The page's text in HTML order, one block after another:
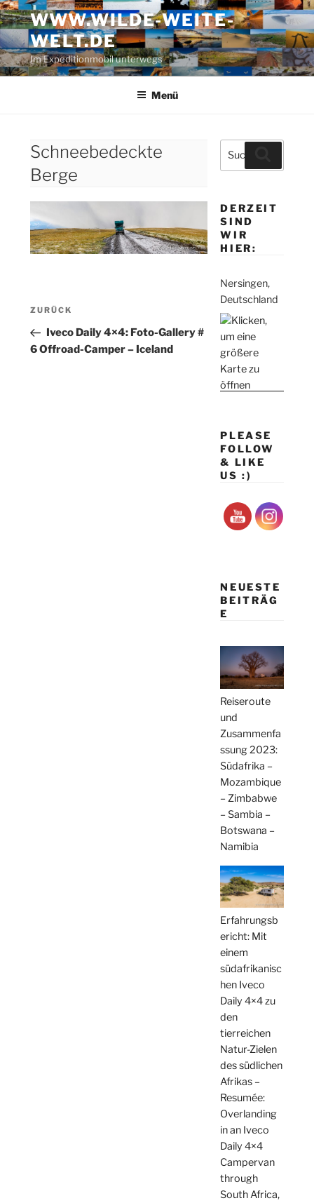
Zum
Inhalt
springen
WWW.WILDE-WEITE-
WELT.DE
Im Expeditionmobil unterwegs
Menü
Schneebedeckte
Berge
Beitragsnavigation
Vorheriger
Beitrag
ZURÜCK
Iveco Daily 4×4: Foto-Gallery #
6 Offroad-Camper – Iceland
Suche
nach:
DERZEIT
SIND
WIR
HIER:
Nersingen,
Deutschland
PLEASE
FOLLOW
& LIKE
US :)
NEUESTE
BEITRÄG
E
Reiseroute
und
Zusammenfa
ssung 2023:
Südafrika –
Mozambique
– Zimbabwe
– Sambia –
Botswana –
Namibia
Erfahrungsb
ericht: Mit
einem
südafrikanisc
hen Iveco
Daily 4×4 zu
den
tierreichen
Natur-Zielen
des südlichen
Afrikas –
Resumée:
Overlanding
in an Iveco
Daily 4×4
Campervan
through
South Africa,